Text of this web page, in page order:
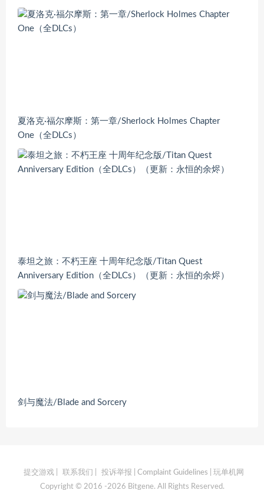
夏洛克·福尔摩斯：第一章/Sherlock Holmes Chapter
One（全DLCs）
泰坦之旅：不朽王座 十周年纪念版/Titan Quest
Anniversary Edition（全DLCs）（更新：永恒的余烬）
剑与魔法/Blade and Sorcery
提交游戏| 联系我们 投诉举报 | Complaint Guidelines | 玩单机网
Copyright © 2016 -2026 Bitgene. All Rights Reserved.